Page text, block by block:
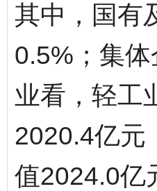
其中，国有
0.5%；集
业看，轻工
2020.4亿元
值2024.0亿